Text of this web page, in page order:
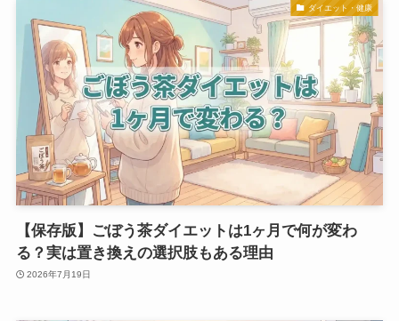
ダイエット・健康
【保存版】ごぼう茶ダイエットは1ヶ月で何が変わ
る？実は置き換えの選択肢もある理由
2026年7月19日